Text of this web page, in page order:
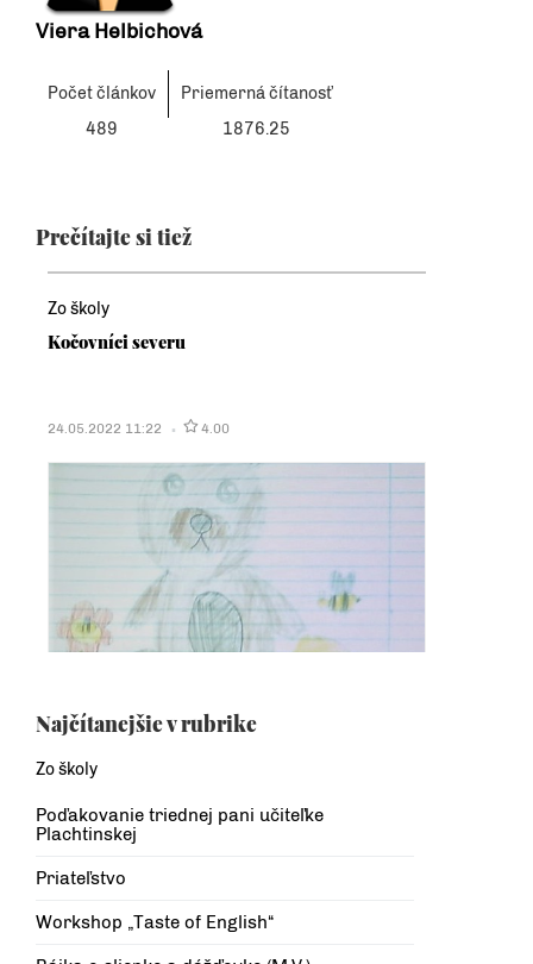
Viera Helbichová
Počet článkov
Priemerná čítanosť
489
1876.25
Prečítajte si tiež
Zo školy
Kočovníci severu
24.05.2022 11:22 4.00
Najčítanejšie v rubrike
Zo školy
Poďakovanie triednej pani učiteľke
Plachtinskej
Priateľstvo
Workshop „Taste of English“